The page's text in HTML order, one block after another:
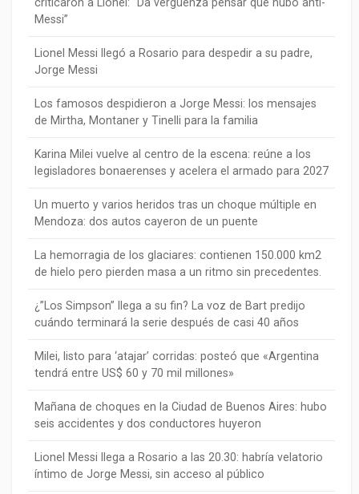
Messi”
Lionel Messi llegó a Rosario para despedir a su padre,
Jorge Messi
Los famosos despidieron a Jorge Messi: los mensajes
de Mirtha, Montaner y Tinelli para la familia
Karina Milei vuelve al centro de la escena: reúne a los
legisladores bonaerenses y acelera el armado para 2027
Un muerto y varios heridos tras un choque múltiple en
Mendoza: dos autos cayeron de un puente
La hemorragia de los glaciares: contienen 150.000 km2
de hielo pero pierden masa a un ritmo sin precedentes.
¿”Los Simpson” llega a su fin? La voz de Bart predijo
cuándo terminará la serie después de casi 40 años
Milei, listo para ‘atajar’ corridas: posteó que «Argentina
tendrá entre US$ 60 y 70 mil millones»
Mañana de choques en la Ciudad de Buenos Aires: hubo
seis accidentes y dos conductores huyeron
Lionel Messi llega a Rosario a las 20.30: habría velatorio
íntimo de Jorge Messi, sin acceso al público